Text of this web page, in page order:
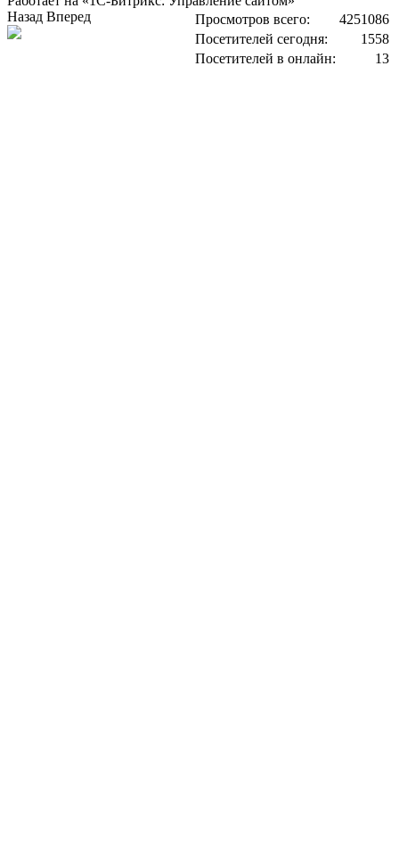
Просмотров всего:
4251086
Посетителей сегодня:
1558
Посетителей в онлайн:
13
Назад Вперед